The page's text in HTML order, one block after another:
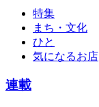
特集
まち・文化
ひと
気になるお店
連載